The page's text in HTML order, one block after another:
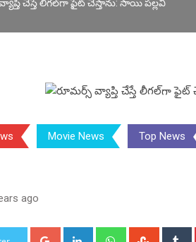
చేస్తే లీగల్‌గా ఫైట్ చేస్తాను: సాయి పల్లవి
Movie News Top News
ago
Google+ LinkedIn Whatsapp